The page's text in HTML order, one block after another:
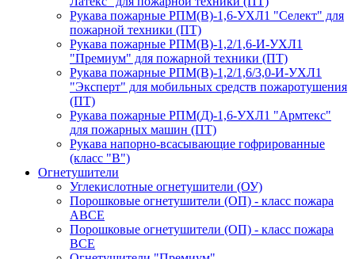
Рукава пожарные РПМ(В)-1,6-УХЛ1 "Селект" для
пожарной техники (ПТ)
Рукава пожарные РПМ(В)-1,2/1,6-И-УХЛ1
"Премиум" для пожарной техники (ПТ)
Рукава пожарные РПМ(В)-1,2/1,6/3,0-И-УХЛ1
"Эксперт" для мобильных средств пожаротушения
(ПТ)
Рукава пожарные РПМ(Д)-1,6-УХЛ1 "Армтекс"
для пожарных машин (ПТ)
Рукава напорно-всасывающие гофрированные
(класс "В")
Огнетушители
Углекислотные огнетушители (ОУ)
Порошковые огнетушители (ОП) - класс пожара
АВСЕ
Порошковые огнетушители (ОП) - класс пожара
ВСЕ